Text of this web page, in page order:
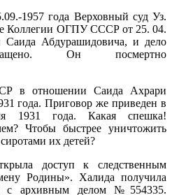
1957 года Верховный суд Уз.
Коллегии ОГПУ СССР от 25. 04.
Абдурашидовича, и дело
Он посмертно
в отношении Саида Ахрари
года. Приговор же приведен в
1931 года. Какая спешка!
Чтобы быстрее уничтожить
их детей?
доступ к следственным
Родины». Халида получила
с архивным делом №554335.